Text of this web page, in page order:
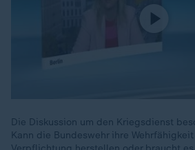
Die Diskussion um den Kriegsdienst
Kann die Bundeswehr ihre